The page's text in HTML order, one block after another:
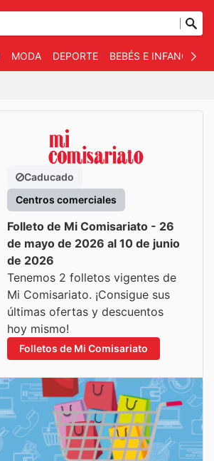
MODA DEPORTE BEBÉS E INFANCIA
Caducado
Centros comerciales
Folleto de Mi Comisariato - 26
de mayo de 2026 al 10 de junio
de 2026
Tenemos 2 folletos vigentes de
Mi Comisariato. ¡Consigue sus
últimas ofertas y descuentos
hoy mismo!
Folletos de Mi Comisariato